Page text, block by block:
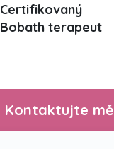
Certifikovaný
Bobath terapeut
Kontaktujte mě